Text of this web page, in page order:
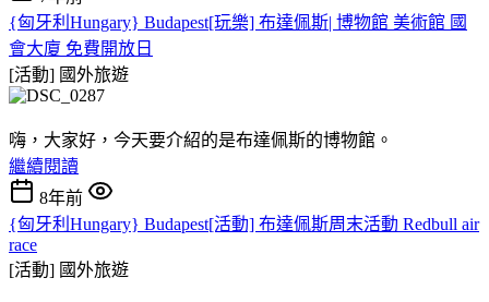
{匈牙利Hungary} Budapest[玩樂] 布達佩斯| 博物館 美術館 國
會大廈 免費開放日
[活動] 國外旅遊
嗨，大家好，今天要介紹的是布達佩斯的博物館。
繼續閱讀
8年前
{匈牙利Hungary} Budapest[活動] 布達佩斯周末活動 Redbull air
race
[活動] 國外旅遊